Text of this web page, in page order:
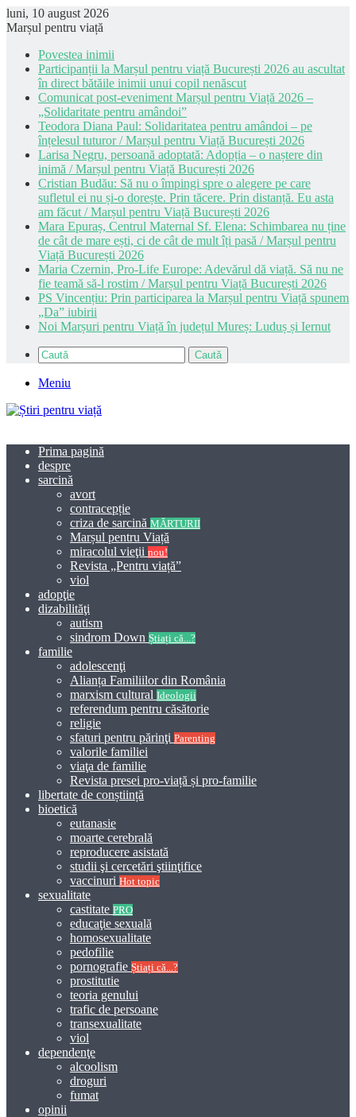
luni, 10 august 2026
Marșul pentru viață
Povestea inimii
Participanții la Marșul pentru viață București 2026 au ascultat
în direct bătăile inimii unui copil nenăscut
Comunicat post-eveniment Marșul pentru Viață 2026 –
„Solidaritate pentru amândoi”
Teodora Diana Paul: Solidaritatea pentru amândoi – pe
înțelesul tuturor / Marșul pentru Viață București 2026
Larisa Negru, persoană adoptată: Adopția – o naștere din
inimă / Marșul pentru Viață București 2026
Cristian Budău: Să nu o împingi spre o alegere pe care
sufletul ei nu și-o dorește. Prin tăcere. Prin distanță. Eu asta
am făcut / Marșul pentru Viață București 2026
Mara Epuraș, Centrul Maternal Sf. Elena: Schimbarea nu ține
de cât de mare ești, ci de cât de mult îți pasă / Marșul pentru
Viață București 2026
Maria Czernin, Pro-Life Europe: Adevărul dă viață. Să nu ne
fie teamă să-l rostim / Marșul pentru Viață București 2026
PS Vincențiu: Prin participarea la Marșul pentru Viață spunem
„Da” iubirii
Noi Marșuri pentru Viață în județul Mureș: Luduș și Iernut
Caută
Meniu
Prima pagină
despre
sarcină
avort
contracepție
criza de sarcină MĂRTURII
Marșul pentru Viață
miracolul vieţii nou!
Revista „Pentru viață”
viol
adopţie
dizabilităţi
autism
sindrom Down Știați că...?
familie
adolescenţi
Alianța Familiilor din România
marxism cultural Ideologii
referendum pentru căsătorie
religie
sfaturi pentru părinţi Parenting
valorile familiei
viaţa de familie
Revista presei pro-viață și pro-familie
libertate de conștiință
bioetică
eutanasie
moarte cerebrală
reproducere asistată
studii şi cercetări ştiinţifice
vaccinuri Hot topic
sexualitate
castitate PRO
educaţie sexuală
homosexualitate
pedofilie
pornografie Știați că...?
prostitutie
teoria genului
trafic de persoane
transexualitate
viol
dependenţe
alcoolism
droguri
fumat
opinii